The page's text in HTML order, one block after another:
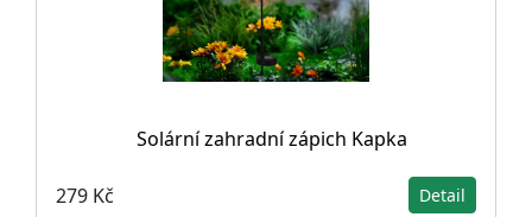
Solární zahradní zápich Kapka
279 Kč Detail